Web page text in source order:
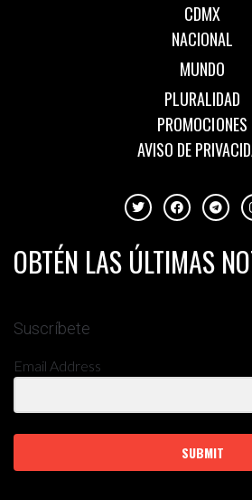
CDMX
NACIONAL
MUNDO
PLURALIDAD
PROMOCIONES
AVISO DE
OBTÉN LAS ÚLTIMAS
Suscríbete
Email Address
SUBMIT